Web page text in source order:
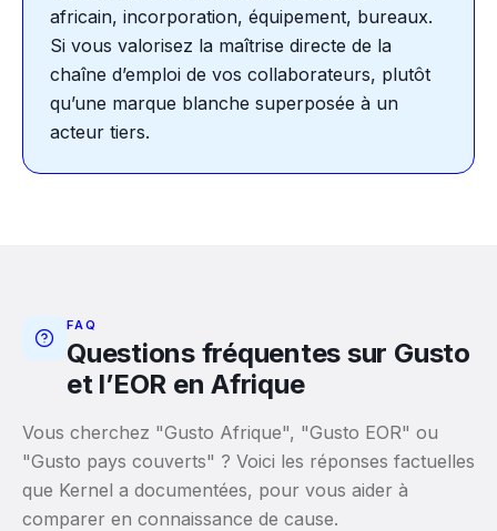
africain, incorporation, équipement, bureaux.
Si vous valorisez la maîtrise directe de la
chaîne d’emploi de vos collaborateurs, plutôt
qu’une marque blanche superposée à un
acteur tiers.
FAQ
Questions fréquentes sur Gusto
et l’EOR en Afrique
Vous cherchez "Gusto Afrique", "Gusto EOR" ou
"Gusto pays couverts" ? Voici les réponses factuelles
que Kernel a documentées, pour vous aider à
comparer en connaissance de cause.